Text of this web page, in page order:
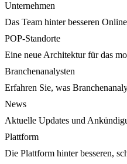
Unternehmen
Das Team hinter besseren
POP-Standorte
Eine neue Architektur für das
Branchenanalysten
Erfahren Sie, was
News
Aktuelle Updates und
Plattform
Die Plattform hinter besseren,